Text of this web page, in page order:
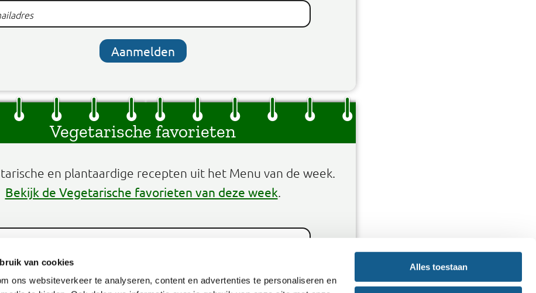
van cookies
ons websiteverkeer te analyseren, content en advertenties te personaliseren en
Alles toestaan
Aanmelden
Vegetarische favorieten
en plantaardige recepten uit het Menu van de week.
Bekijk de Vegetarische favorieten van deze week
Aanmelden